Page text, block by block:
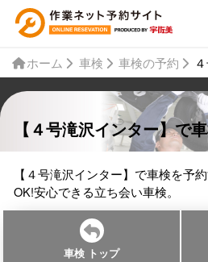
ホーム 車検 車検の予約
【４号滝沢インター】で
【４号滝沢インター】で車検を予
OK!安心できる立ち会い車検。
車検 トップ